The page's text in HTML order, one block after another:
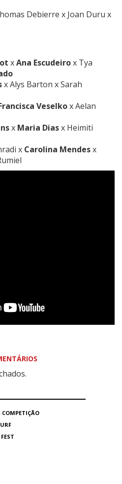
Debierre x Joan Duru x
xAna Escudeirox Tya
x Alys Barton x Sarah
Veselkox Aelan
x Maria Diasx Heimiti
x Carolina Mendesx
COMPETIÇÃO